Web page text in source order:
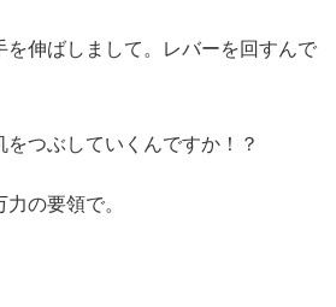
を伸ばしまして。レバーを回すんで
をつぶしていくんですか！？
力の要領で。